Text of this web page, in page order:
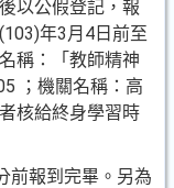
以公假登記，報
年3月4日前至
稱：「教師精神
；機關名稱：高
核給終身學習時
前報到完畢。另為